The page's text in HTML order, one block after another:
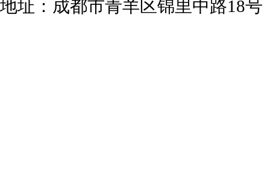
地址：成都市青羊区锦里中路18